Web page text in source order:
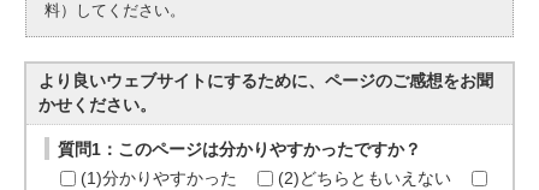
料）してください。
より良いウェブサイトにするために、ページのご感想をお聞
かせください。
質問1：このページは分かりやすかったですか？
(1)分かりやすかった
(2)どちらともいえない